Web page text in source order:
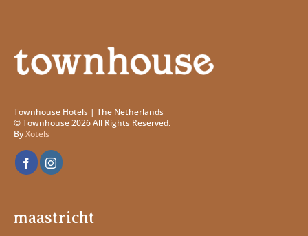
Townhouse Hotels | The Netherlands
© Townhouse 2026 All Rights Reserved.
ByXotels
maastricht